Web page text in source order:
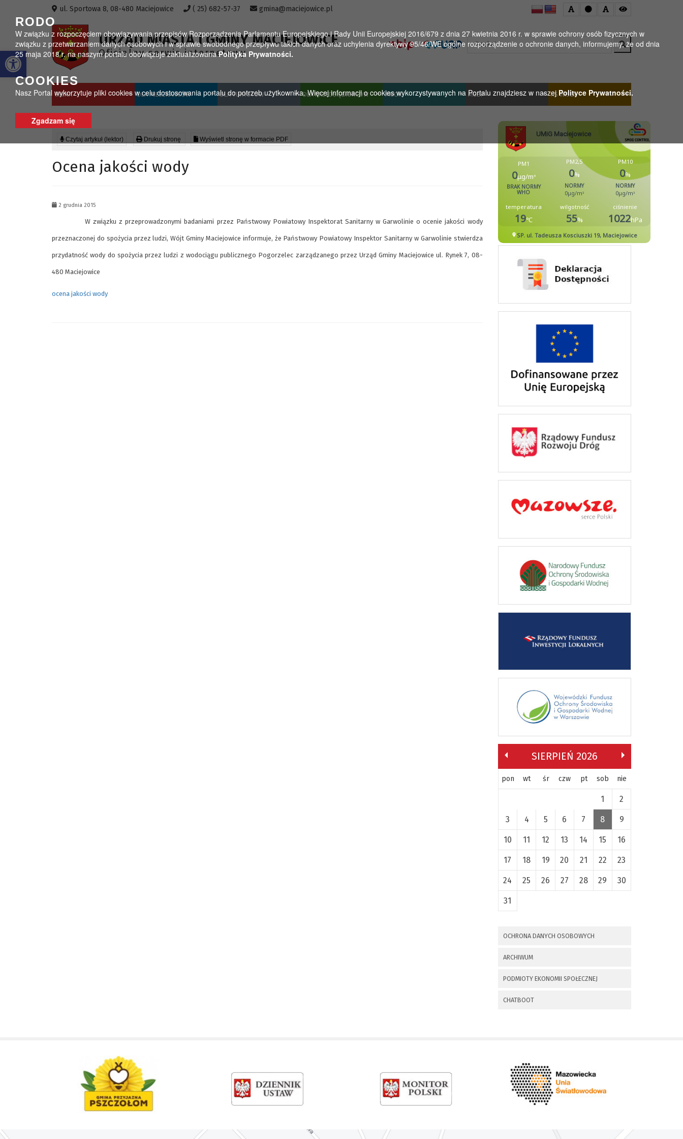
Otwórz pasek narzędzi
RODO
W związku z rozpoczęciem obowiązywania przepisów Rozporządzenia Parlamentu Europejskiego i Rady Unii Europejskiej 2016/679 z dnia 27 kwietnia 2016 r. w sprawie ochrony osób fizycznych w
związku z przetwarzaniem danych osobowych i w sprawie swobodnego przepływu takich danych oraz uchylenia dyrektywy 95/46/WE ogólne rozporządzenie o ochronie danych, informujemy, że od dnia
25 maja 2018 r. na naszym portalu obowiązuje zaktualizowanaPolityka Prywatności.
COOKIES
Nasz Portal wykorzytuje pliki cookies w celu dostosowania portalu do potrzeb użytkownika. Więcej informacji o cookies wykorzystywanych na Portalu znajdziesz w naszejPolityce Prywatności.
Zgadzam się
ul. Sportowa 8, 08-480 Maciejowice ( 25) 682-57-37 gmina@maciejowice.pl
URZĄD MIASTA I GMINY MACIEJOWICE
Oficjalny serwis internetowy
Wyszukaj
GMINA DLA MIESZKAŃCÓW DLA TURYSTÓW DLA PRZEDSIĘBIORCÓW MGOK MGBP KS WISŁA
Czytaj artykuł (lektor) Drukuj stronę Wyświetl stronę w formacie PDF
Ocena jakości wody
2 grudnia 2015
W związku z przeprowadzonymi badaniami przez Państwowy Powiatowy Inspektorat Sanitarny w Garwolinie o ocenie jakości wody
przeznaczonej do spożycia przez ludzi, Wójt Gminy Maciejowice informuje, że Państwowy Powiatowy Inspektor Sanitarny w Garwolinie stwierdza
przydatność wody do spożycia przez ludzi z wodociągu publicznego Pogorzelec zarządzanego przez Urząd Gminy Maciejowice ul. Rynek 7, 08-
480 Maciejowice
ocena jakości wody
SIERPIEŃ 2026
pon wt śr czw pt sob nie
1 2
3 4 5 6 7 8 9
10 11 12 13 14 15 16
17 18 19 20 21 22 23
24 25 26 27 28 29 30
31
Bitwy pod
informacyjne 28.09.2021 r.
Invalid date
ZAPROSZENIE NA
Ludowych Regionów
OCHRONA DANYCH OSOBOWYCH
ARCHIWUM
PODMIOTY EKONOMII SPOŁECZNEJ
CHATBOOT